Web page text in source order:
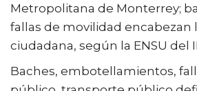
Metropolitana de Monterrey;
fallas de movilidad encabezan
ciudadana, según la ENSU del
Baches, embotellamientos,